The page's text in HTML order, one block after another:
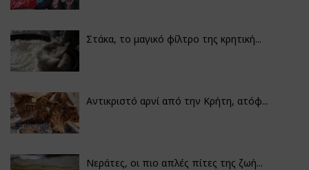
Στάκα, το μαγικό φίλτρο της κρητική...
Αντικριστό αρνί από την Κρήτη, ατόφ...
Νεράτες, οι πιο απλές πίτες της ζωή...